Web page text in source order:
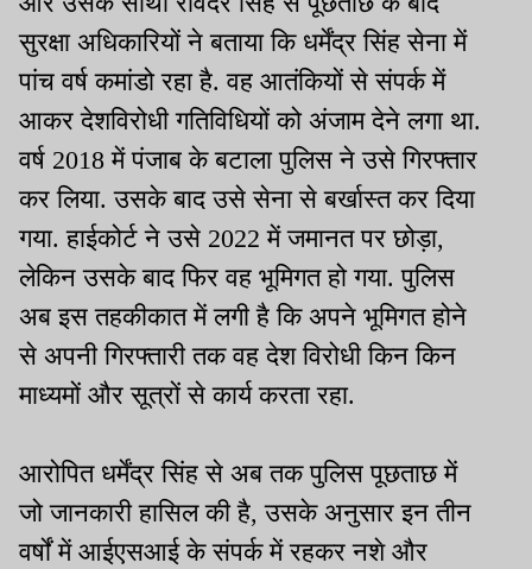
सुरक्षा अधिकारियों ने बताया कि धर्मेंद्र सिंह सेना में
पांच वर्ष कमांडो रहा है. वह आतंकियों से संपर्क में
आकर देशविरोधी गतिविधियों को अंजाम देने लगा था.
वर्ष 2018 में पंजाब के बटाला पुलिस ने उसे गिरफ्तार
कर लिया. उसके बाद उसे सेना से बर्खास्त कर दिया
गया. हाईकोर्ट ने उसे 2022 में जमानत पर छोड़ा,
लेकिन उसके बाद फिर वह भूमिगत हो गया. पुलिस
अब इस तहकीकात में लगी है कि अपने भूमिगत होने
से अपनी गिरफ्तारी तक वह देश विरोधी किन किन
माध्यमों और सूत्रों से कार्य करता रहा.
आरोपित धर्मेंद्र सिंह से अब तक पुलिस पूछताछ में
जो जानकारी हासिल की है, उसके अनुसार इन तीन
वर्षों में आईएसआई के संपर्क में रहकर नशे और